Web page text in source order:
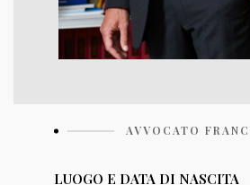
AVVOCATO
LUOGO E DATA DI NASCITA